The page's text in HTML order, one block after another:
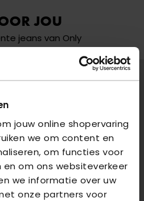
jouw online shopervaring
we om content en
om functies voor
om ons websiteverkeer
we informatie over uw
onze partners voor
JOU
jeans van Only
2voor€85